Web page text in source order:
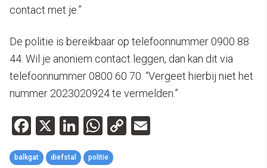
contact met je.”
De politie is bereikbaar op telefoonnummer 0900 88
44. Wil je anoniem contact leggen, dan kan dit via
telefoonnummer 0800 60 70. “Vergeet hierbij niet het
nummer 2023020924 te vermelden.”
Facebook
X LinkedIn
WhatsApp
Copy
balkgat diefstal politie